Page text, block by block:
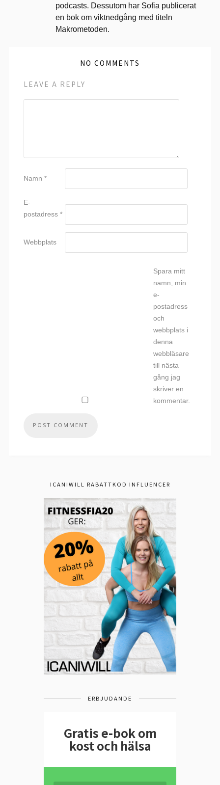
podcasts. Dessutom har Sofia publicerat
en bok om viktnedgång med titeln
Makrometoden.
NO COMMENTS
LEAVE A REPLY
Namn *
E-
postadress *
Webbplats
Spara mitt
namn, min
e-
postadress
och
webbplats i
denna
webbläsare
till nästa
gång jag
skriver en
kommentar.
ICANIWILL RABATTKOD INFLUENCER
ERBJUDANDE
Gratis e-bok om
kost och hälsa